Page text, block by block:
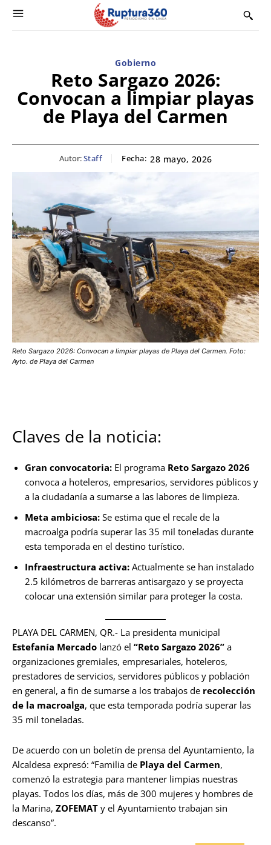
Gobierno
Reto Sargazo 2026:
Convocan a limpiar playas
de Playa del Carmen
Autor:Staff Fecha: 28 mayo, 2026
Reto Sargazo 2026: Convocan a limpiar playas de Playa del Carmen. Foto:
Ayto. de Playa del Carmen
Claves de la noticia:
Gran convocatoria: El programa Reto Sargazo 2026
convoca a hoteleros, empresarios, servidores públicos y
a la ciudadanía a sumarse a las labores de limpieza.
Meta ambiciosa: Se estima que el recale de la
macroalga podría superar las 35 mil toneladas durante
esta temporada en el destino turístico.
Infraestructura activa: Actualmente se han instalado
2.5 kilómetros de barreras antisargazo y se proyecta
colocar una extensión similar para proteger la costa.
PLAYA DEL CARMEN, QR.- La presidenta municipal
Estefanía Mercado lanzó el “Reto Sargazo 2026” a
organizaciones gremiales, empresariales, hoteleros,
prestadores de servicios, servidores públicos y población
en general, a fin de sumarse a los trabajos de recolección
de la macroalga, que esta temporada podría superar las
35 mil toneladas.
De acuerdo con un boletín de prensa del Ayuntamiento, la
Alcaldesa expresó: “Familia de Playa del Carmen,
comenzó la estrategia para mantener limpias nuestras
playas. Todos los días, más de 300 mujeres y hombres de
la Marina, ZOFEMAT y el Ayuntamiento trabajan sin
descanso”.